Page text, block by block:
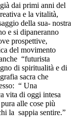
dai primi anni del
e la vitalità,
della sua- nostra
e si dipaneranno
prospettive,
del movimento
“futurista
di spiritualità e di
sacra che
“ Una
vita di oggi intesa
alle cose più
la sappia sentire.”